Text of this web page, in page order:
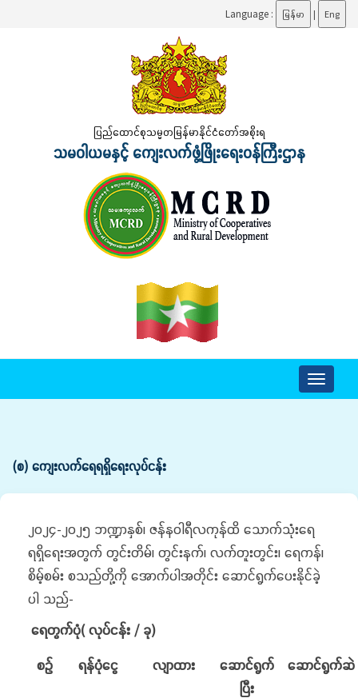
Language : မြန်မာ | Eng
ပြည်ထောင်စုသမ္မတမြန်မာနိုင်ငံတော်အစိုးရ
သမဝါယမနှင့် ကျေးလက်ဖွံ့ဖြိုးရေးဝန်ကြီးဌာန
Toggle
(စ) ကျေးလက်ရေရရှိရေးလုပ်ငန်း
၂၀၂၄-၂၀၂၅ ဘဏ္ဍာနှစ်၊ ဇန်နဝါရီလကုန်ထိ သောက်သုံးရေ
ရရှိရေးအတွက် တွင်းတိမ်၊ တွင်းနက်၊ လက်တူးတွင်း၊ ရေကန်၊
စိမ့်စမ်း စသည်တို့ကို အောက်ပါအတိုင်း ဆောင်ရွက်ပေးနိုင်ခဲ့
ပါ သည်-
ရေတွက်ပုံ( လုပ်ငန်း / ခု)
စဉ်
ရန်ပုံငွေ လျာထား
ဆောင်ရွက်
ပြီး
ဆောင်ရွက်ဆဲ